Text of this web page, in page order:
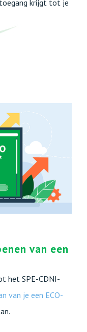
toegang krijgt tot je
van een
het SPE-CDNI-
van je een ECO-